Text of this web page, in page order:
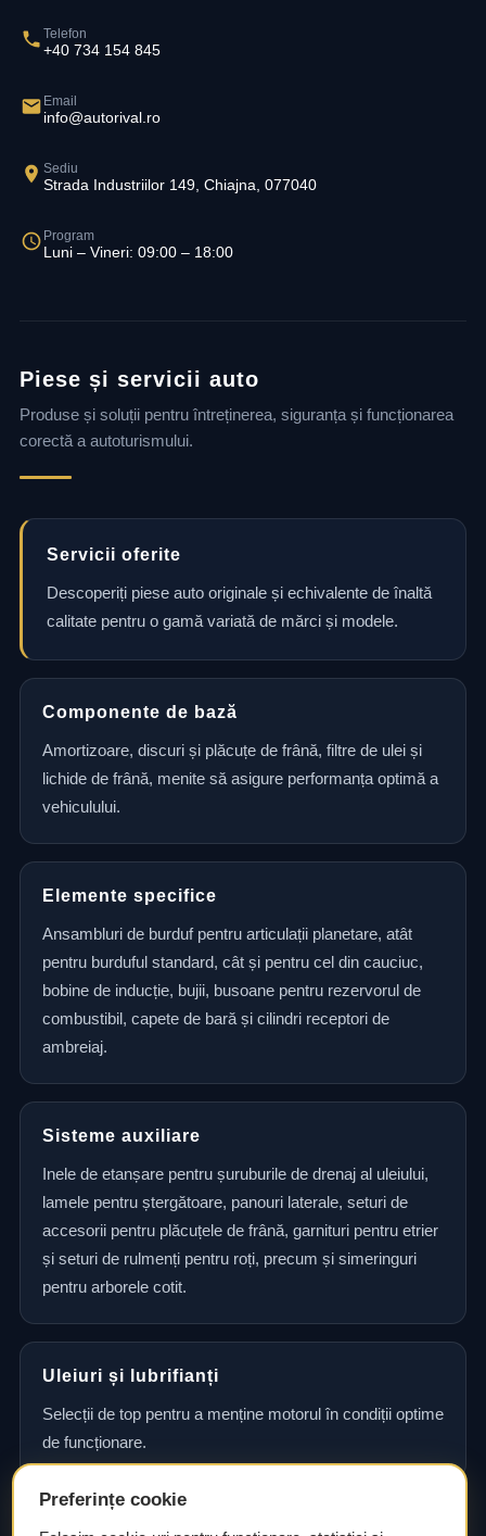
Telefon
+40 734 154 845
Email
info@autorival.ro
Sediu
Strada Industriilor 149, Chiajna, 077040
Program
Luni – Vineri: 09:00 – 18:00
Piese și servicii auto
Produse și soluții pentru întreținerea, siguranța și funcționarea
corectă a autoturismului.
Servicii oferite
Descoperiți piese auto originale și echivalente de înaltă
calitate pentru o gamă variată de mărci și modele.
Componente de bază
Amortizoare, discuri și plăcuțe de frână, filtre de ulei și
lichide de frână, menite să asigure performanța optimă a
vehiculului.
Elemente specifice
Ansambluri de burduf pentru articulații planetare, atât
pentru burduful standard, cât și pentru cel din cauciuc,
bobine de inducție, bujii, busoane pentru rezervorul de
combustibil, capete de bară și cilindri receptori de
ambreiaj.
Sisteme auxiliare
Inele de etanșare pentru șuruburile de drenaj al uleiului,
lamele pentru ștergătoare, panouri laterale, seturi de
accesorii pentru plăcuțele de frână, garnituri pentru etrier
și seturi de rulmenți pentru roți, precum și simeringuri
pentru arborele cotit.
Uleiuri și lubrifianți
Selecții de top pentru a menține motorul în condiții optime
de funcționare.
Consultanță și asistență tehnică
Preferințe cookie